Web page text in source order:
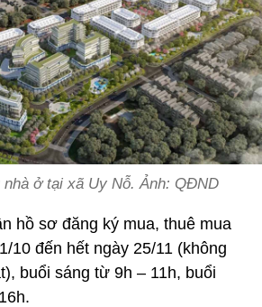
nhà ở tại xã Uy Nỗ. Ảnh: QĐND
hồ sơ đăng ký mua, thuê mua
10 đến hết ngày 25/11 (không
buổi sáng từ 9h – 11h, buổi